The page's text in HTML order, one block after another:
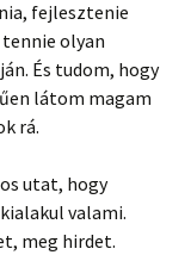
fejlesztenie
olyan
És tudom, hogy
látom magam
rá.
utat, hogy
valami.
meg hirdet.